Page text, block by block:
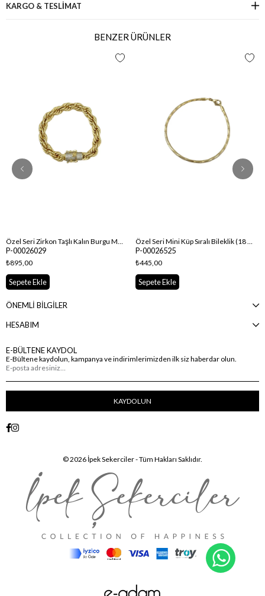
KARGO & TESLİMAT
BENZER ÜRÜNLER
Özel Seri Zirkon Taşlı Kalın Burgu Model Tasarım Bileklik ( 22 Cm )
P-00026029
₺895,00
Sepete Ekle
Özel Seri Mini Küp Sıralı Bileklik (18 Cm)
P-00026525
₺445,00
Sepete Ekle
ÖNEMLİ BİLGİLER
HESABIM
E-BÜLTENE KAYDOL
E-Bültene kaydolun, kampanya ve indirimlerimizden ilk siz haberdar olun.
KAYDOLUN
© 2026 İpek Sekerciler - Tüm Hakları Saklıdır.